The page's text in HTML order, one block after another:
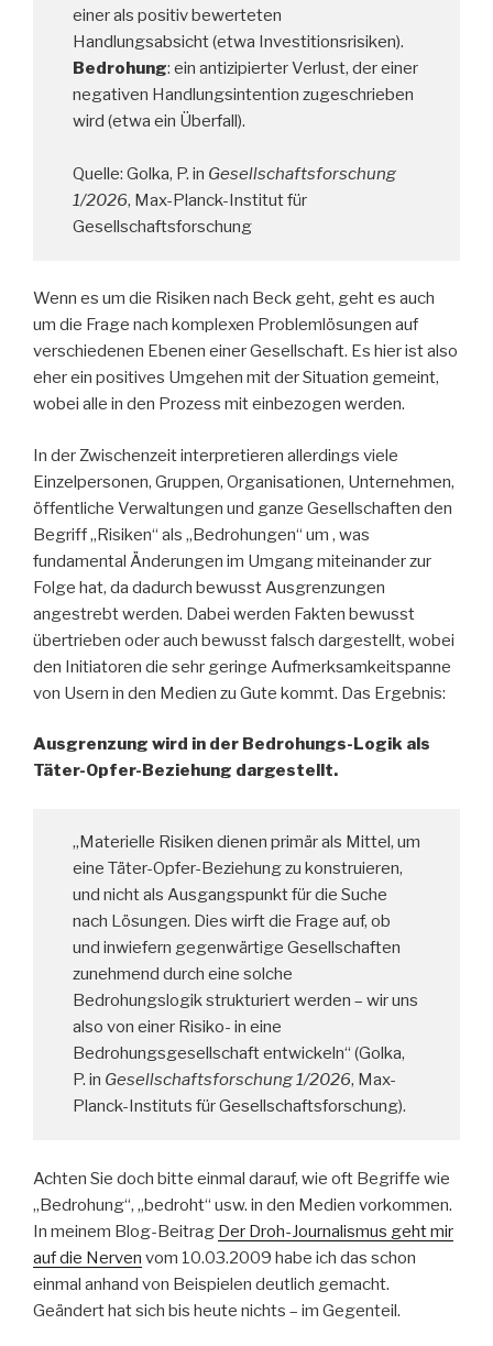
einer als positiv bewerteten
Handlungsabsicht (etwa Investitionsrisiken).
Bedrohung: ein antizipierter Verlust, der einer
negativen Handlungsintention zugeschrieben
wird (etwa ein Überfall).
Quelle: Golka, P. in Gesellschaftsforschung
1/2026, Max-Planck-Institut für
Gesellschaftsforschung
Wenn es um die Risiken nach Beck geht, geht es auch
um die Frage nach komplexen Problemlösungen auf
verschiedenen Ebenen einer Gesellschaft. Es hier ist also
eher ein positives Umgehen mit der Situation gemeint,
wobei alle in den Prozess mit einbezogen werden.
In der Zwischenzeit interpretieren allerdings viele
Einzelpersonen, Gruppen, Organisationen, Unternehmen,
öffentliche Verwaltungen und ganze Gesellschaften den
Begriff „Risiken“ als „Bedrohungen“ um , was
fundamental Änderungen im Umgang miteinander zur
Folge hat, da dadurch bewusst Ausgrenzungen
angestrebt werden. Dabei werden Fakten bewusst
übertrieben oder auch bewusst falsch dargestellt, wobei
den Initiatoren die sehr geringe Aufmerksamkeitspanne
von Usern in den Medien zu Gute kommt. Das Ergebnis:
Ausgrenzung wird in der Bedrohungs-Logik als
Täter-Opfer-Beziehung dargestellt.
„Materielle Risiken dienen primär als Mittel, um
eine Täter-Opfer-Beziehung zu konstruieren,
und nicht als Ausgangspunkt für die Suche
nach Lösungen. Dies wirft die Frage auf, ob
und inwiefern gegenwärtige Gesellschaften
zunehmend durch eine solche
Bedrohungslogik strukturiert werden – wir uns
also von einer Risiko- in eine
Bedrohungsgesellschaft entwickeln“ (Golka,
P. in Gesellschaftsforschung 1/2026, Max-
Planck-Instituts für Gesellschaftsforschung).
Achten Sie doch bitte einmal darauf, wie oft Begriffe wie
„Bedrohung“, „bedroht“ usw. in den Medien vorkommen.
In meinem Blog-Beitrag Der Droh-Journalismus geht mir
auf die Nerven vom 10.03.2009 habe ich das schon
einmal anhand von Beispielen deutlich gemacht.
Geändert hat sich bis heute nichts – im Gegenteil.